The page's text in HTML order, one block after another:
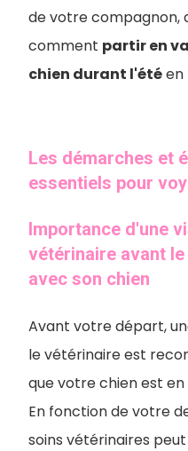
de votre compagnon,
comment partir en
chien durant l'étéen
Les démarches et
essentiels pour
Importance d'une
vétérinaire avant
avec son chien
Avant votre départ,
le vétérinaire est
que votre chien est
En fonction de votre
soins vétérinaires